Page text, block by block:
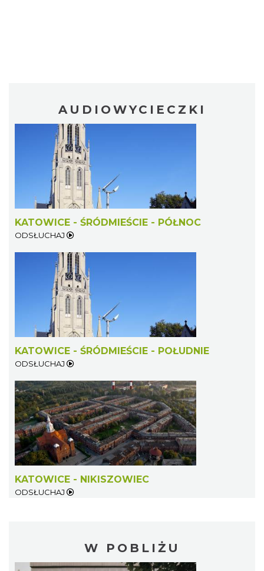
AUDIOWYCIECZKI
KATOWICE - ŚRÓDMIEŚCIE - PÓŁNOC
ODSŁUCHAJ
KATOWICE - ŚRÓDMIEŚCIE - POŁUDNIE
ODSŁUCHAJ
KATOWICE - NIKISZOWIEC
ODSŁUCHAJ
W POBLIŻU